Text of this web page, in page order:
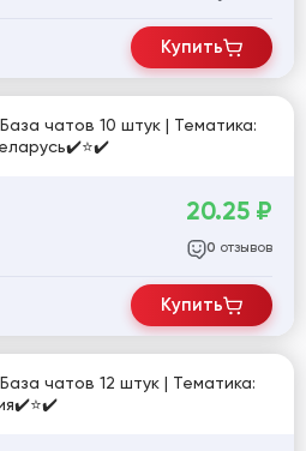
Купить
чатов 10 штук | Тематика:
20.25 ₽
0 отзывов
Купить
чатов 12 штук | Тематика: